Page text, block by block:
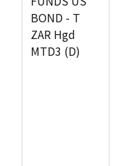
BOND - T
ZAR Hgd
MTD3 (D)